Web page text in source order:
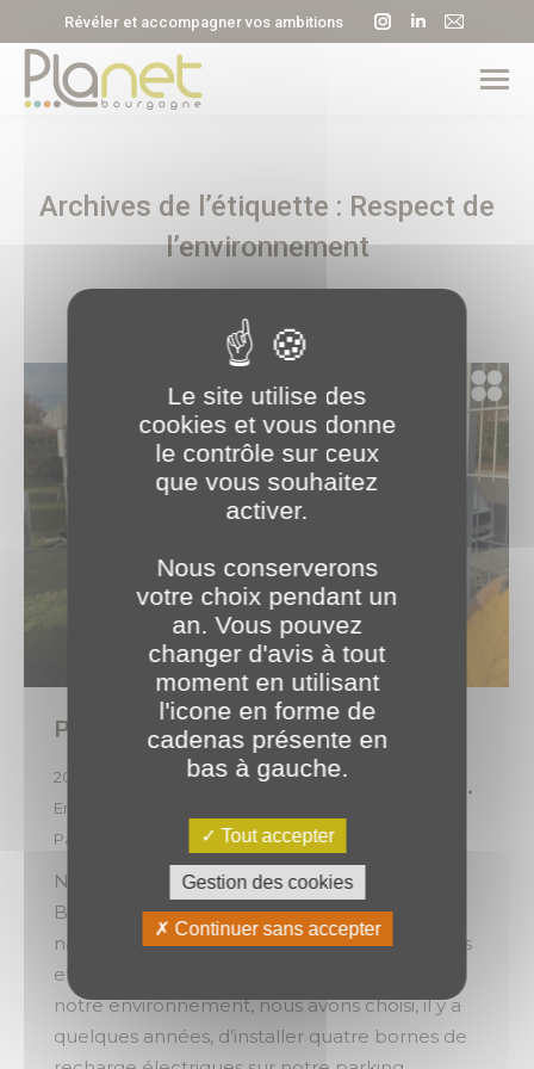
Révéler et accompagner vos ambitions
La
page
Instagram
nouvelle
La
page
LinkedIn
nouvelle
La
page
E-
une
Archives de l’étiquette : Respect de
l’environnement
PLANET protège notre planète 🌏🍂
2025 Évènements,Responsabilité Sociale et
Environnementale
Par
18 novembre 2025
Notre PLANET est située au cœur de la
Bourgogne, une magnifique région où la
nature se révèle à travers ses vignes, ses forêts
et ses rivières. Conscients de la richesse de
notre environnement, nous avons choisi, il y a
quelques années, d’installer quatre bornes de
Le site utilise des
cookies et vous donne
le contrôle sur ceux
que vous souhaitez
activer.
Nous conserverons
votre choix pendant un
an. Vous pouvez
changer d'avis à tout
moment en utilisant
l'icone en forme de
cadenas présente en
bas à gauche.
Tout accepter
Gestion des cookies
Continuer sans accepter